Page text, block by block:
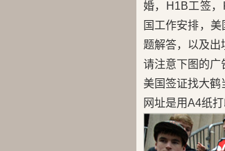
婚，H1B工签
国工作安排，
题解答，以及出
请注意下图的广
美国签证找大鹤
网址是用A4纸